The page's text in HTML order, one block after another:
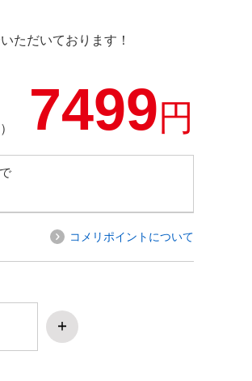
ただいております！
7499円
コメリポイントについて